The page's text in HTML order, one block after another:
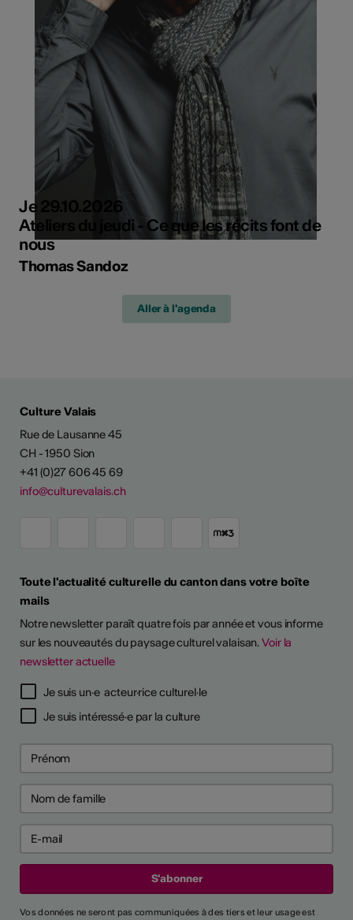
Je 29.10.2026
Ateliers du jeudi - Ce que les récits font de
nous
Thomas Sandoz
Aller à l'agenda
Culture Valais
Rue de Lausanne 45
CH - 1950 Sion
+41 (0)27 606 45 69
info@culturevalais.ch
Toute l'actualité culturelle du canton dans votre boîte
mails
Notre newsletter paraît quatre fois par année et vous informe
sur les nouveautés du paysage culturel valaisan.Voir la
newsletter actuelle
Je suis un·e acteur·rice culturel·le
Je suis intéressé·e par la culture
Vos données ne seront pas communiquées à des tiers et leur usage est